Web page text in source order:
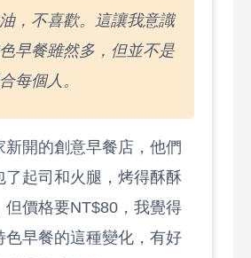
，不喜歡。這讓我意識
早餐雖然多，但並不是
每個人。
新開的創意早餐店，他們
了起司和火腿，烤得酥酥
但價格要NT$80，我覺得
色早餐的這種變化，有好